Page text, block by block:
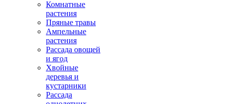
Комнатные
растения
Пряные травы
Ампельные
растения
Рассада овощей
и ягод
Хвойные
деревья и
кустарники
Рассада